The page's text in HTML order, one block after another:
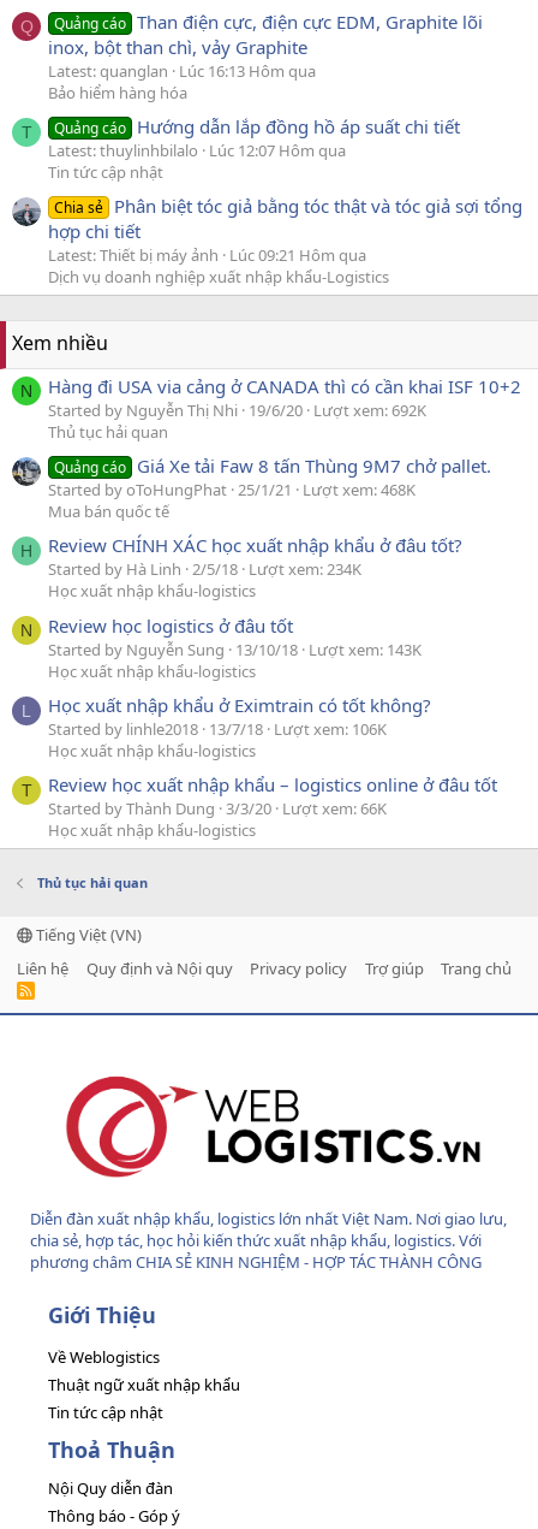
Q Quảng cáo Than điện cực, điện cực EDM, Graphite lõi
inox, bột than chì, vảy Graphite
Latest: quanglan
Lúc 16:13 Hôm qua
Bảo hiểm hàng hóa
T Quảng cáo Hướng dẫn lắp đồng hồ áp suất chi tiết
Latest: thuylinhbilalo
Lúc 12:07 Hôm qua
Tin tức cập nhật
Chia sẻ Phân biệt tóc giả bằng tóc thật và tóc giả sợi tổng
hợp chi tiết
Latest: Thiết bị máy ảnh
Lúc 09:21 Hôm qua
Dịch vụ doanh nghiệp xuất nhập khẩu-Logistics
Xem nhiều
N Hàng đi USA via cảng ở CANADA thì có cần khai ISF 10+2
Started by Nguyễn Thị Nhi 19/6/20 Lượt xem: 692K
Thủ tục hải quan
Quảng cáo Giá Xe tải Faw 8 tấn Thùng 9M7 chở pallet.
Started by oToHungPhat 25/1/21
Lượt xem: 468K
Mua bán quốc tế
H Review CHÍNH XÁC học xuất nhập khẩu ở đâu tốt?
Started by Hà Linh 2/5/18 Lượt xem: 234K
Học xuất nhập khẩu-logistics
N Review học logistics ở đâu tốt
Started by Nguyễn Sung 13/10/18 Lượt xem: 143K
Học xuất nhập khẩu-logistics
L Học xuất nhập khẩu ở Eximtrain có tốt không?
Started by linhle2018 13/7/18 Lượt xem: 106K
Học xuất nhập khẩu-logistics
T Review học xuất nhập khẩu – logistics online ở đâu tốt
Started by Thành Dung 3/3/20 Lượt xem: 66K
Học xuất nhập khẩu-logistics
Thủ tục hải quan
Tiếng Việt (VN)
Liên hệ
Quy định và Nội quy Privacy policy Trợ giúp Trang chủ
R
Diễn đàn xuất nhập khẩu, logistics lớn nhất Việt Nam. Nơi giao lưu,
chia sẻ, hợp tác, học hỏi kiến thức xuất nhập khẩu, logistics. Với
phương châm CHIA SẺ KINH NGHIỆM - HỢP TÁC THÀNH CÔNG
Giới Thiệu
Về Weblogistics
Thuật ngữ xuất nhập khẩu
Tin tức cập nhật
Thoả Thuận
Nội Quy diễn đàn
Thông báo - Góp ý